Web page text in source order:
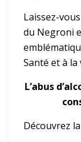
Laissez-
du Negroni
Santé et à la
L’abus
Découvrez